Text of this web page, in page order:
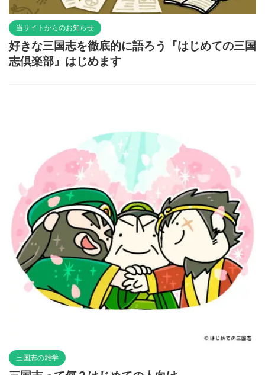
当サイトからのお知らせ
好きな三国志を徹底的に語ろう『はじめての三国
志倶楽部』はじめます
三国志の雑学